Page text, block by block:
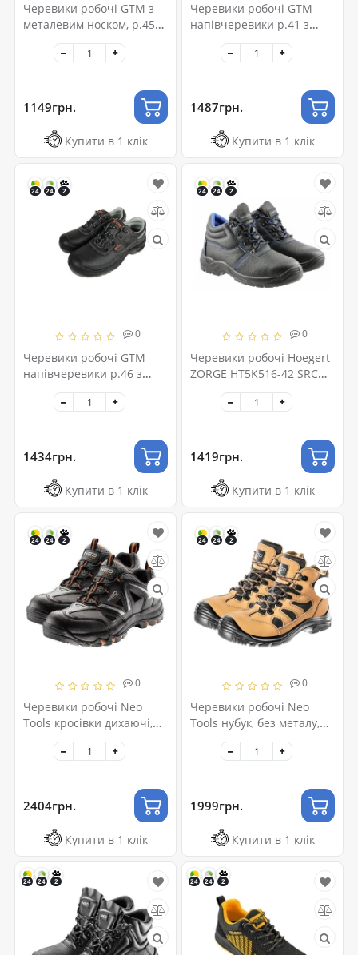
Черевики робочі GTM з
металевим носком, р.45
SM-079 (SM-079-45)
1149грн.
Купити в 1 клік
Черевики робочі GTM
напівчеревики р.41 з
композ. носком S3 SRC
(SM-071C-41)
1487грн.
Купити в 1 клік
24 24 2
0
Черевики робочі GTM
напівчеревики р.46 з
композ. носком S3 SRC
(SM-071C-46)
1434грн.
Купити в 1 клік
24 24 2
0
Черевики робочі Hoegert
ZORGE HT5K516-42 SRC
S3, 42 (HT5K516-42)
1419грн.
Купити в 1 клік
24 24 2
0
Черевики робочі Neo
Tools кросівки дихаючі,
підошва EVA, клас захисту
OB, SRA, р.43 (82-724)
2404грн.
Купити в 1 клік
24 24 2
0
Черевики робочі Neo
Tools нубук, без металу,
S3 SRC за стандартом EN
ISO 20345, р.44 (82-125)
1999грн.
Купити в 1 клік
24 24 2 24 24 2